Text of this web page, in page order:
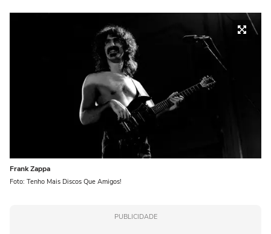
Frank Zappa
Foto: Tenho Mais Discos Que Amigos!
PUBLICIDADE